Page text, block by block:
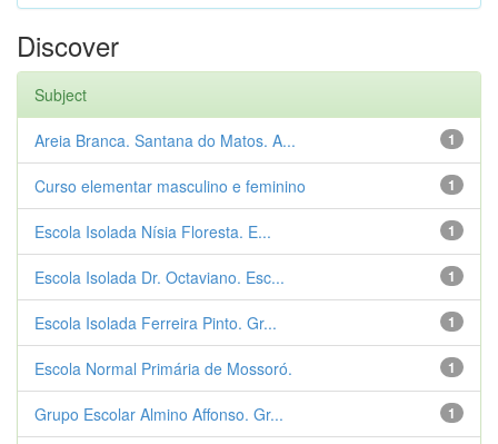
Discover
Subject
1
Areia Branca. Santana do Matos. A...
1
Curso elementar masculino e feminino
1
Escola Isolada Nísia Floresta. E...
1
Escola Isolada Dr. Octaviano. Esc...
1
Escola Isolada Ferreira Pinto. Gr...
1
Escola Normal Primária de Mossoró.
1
Grupo Escolar Almino Affonso. Gr...